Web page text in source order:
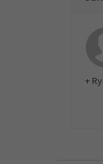
+